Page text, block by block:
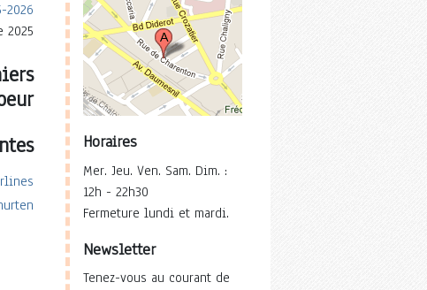
2026
2025
Horaires
Mer. Jeu. Ven. Sam. Dim. :
12h - 22h30
Fermeture lundi et mardi.
Newsletter
Tenez-vous au courant de